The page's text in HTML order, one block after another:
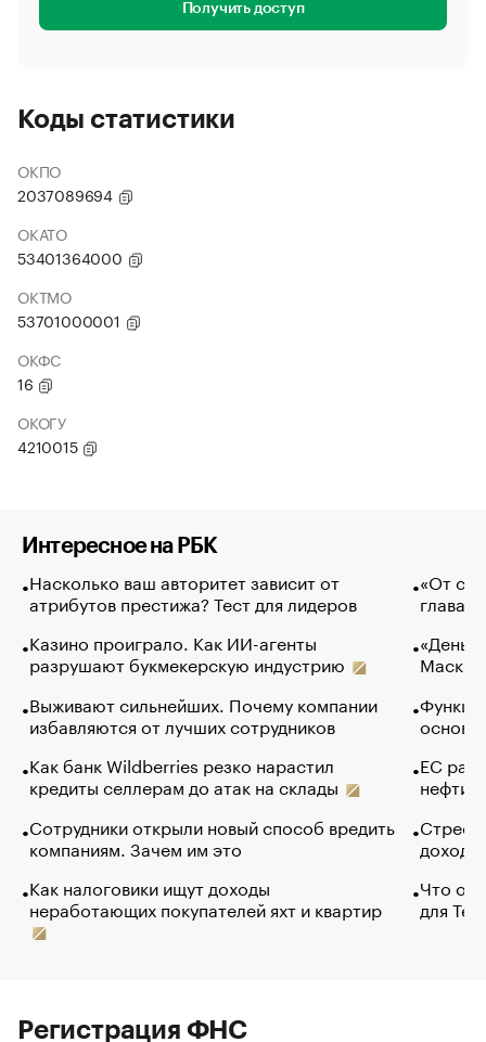
Получить доступ
Коды статистики
ОКПО
2037089694
ОКАТО
53401364000
ОКТМО
53701000001
ОКФС
16
ОКОГУ
4210015
Интересное на РБК
Насколько ваш авторитет зависит от
атрибутов престижа? Тест для лидеров
Казино проиграло. Как ИИ-агенты
разрушают букмекерскую индустрию
Выживают сильнейших. Почему компании
избавляются от лучших сотрудников
Как банк Wildberries резко нарастил
кредиты селлерам до атак на склады
Сотрудники открыли новый способ вредить
компаниям. Зачем им это
Как налоговики ищут доходы
неработающих покупателей яхт и квартир
«От
глава
Маск в
основ
ЕС
нефти
Что
для
Регистрация ФНС